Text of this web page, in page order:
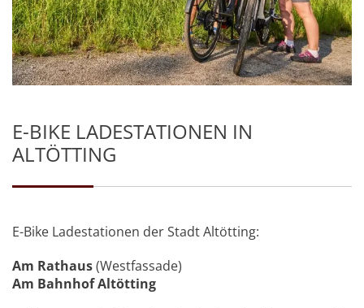
E-BIKE LADESTATIONEN IN
ALTÖTTING
E-Bike Ladestationen der Stadt Altötting:
Am Rathaus(Westfassade)
Am Bahnhof Altötting